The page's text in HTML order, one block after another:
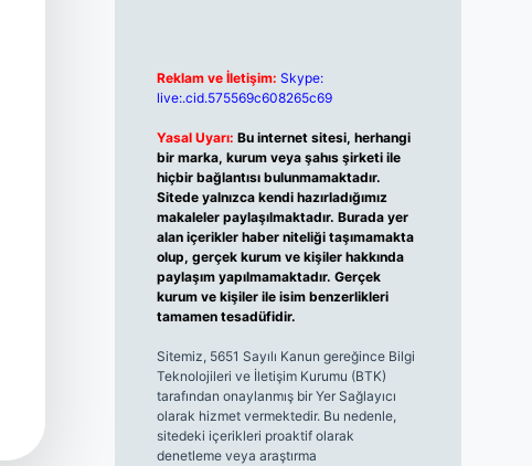
Reklam ve İletişim: Skype:
live:.cid.575569c608265c69
Yasal Uyarı: Bu internet sitesi, herhangi
bir marka, kurum veya şahıs şirketi ile
hiçbir bağlantısı bulunmamaktadır.
Sitede yalnızca kendi hazırladığımız
makaleler paylaşılmaktadır. Burada yer
alan içerikler haber niteliği taşımamakta
olup, gerçek kurum ve kişiler hakkında
paylaşım yapılmamaktadır. Gerçek
kurum ve kişiler ile isim benzerlikleri
tamamen tesadüfidir.
Sitemiz, 5651 Sayılı Kanun gereğince Bilgi
Teknolojileri ve İletişim Kurumu (BTK)
tarafından onaylanmış bir Yer Sağlayıcı
olarak hizmet vermektedir. Bu nedenle,
sitedeki içerikleri proaktif olarak
denetleme veya araştırma